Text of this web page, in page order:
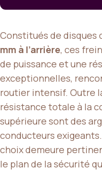
Constitués de disques
mm à l’arrière, ces
de puissance et une
exceptionnelles,
routier intensif. Outre
résistance totale à la
supérieure sont des
conducteurs
choix demeure
le plan de la sécurité